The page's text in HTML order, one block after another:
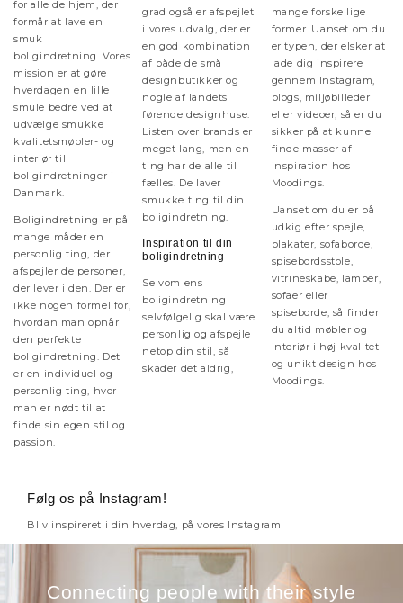
for alle de hjem, der
formår at lave en
smuk
boligindretning. Vores
mission er at gøre
hverdagen en lille
smule bedre ved at
udvælge smukke
kvalitetsmøbler- og
interiør til
boligindretninger i
Danmark.
Boligindretning er på
mange måder en
personlig ting, der
afspejler de personer,
der lever i den. Der er
ikke nogen formel for,
hvordan man opnår
den perfekte
boligindretning. Det
er en individuel og
personlig ting, hvor
man er nødt til at
finde sin egen stil og
passion.
grad også er afspejlet
i vores udvalg, der er
en god kombination
af både de små
designbutikker og
nogle af landets
førende designhuse.
Listen over brands er
meget lang, men en
ting har de alle til
fælles. De laver
smukke ting til din
boligindretning.
Inspiration til din
boligindretning
Selvom ens
boligindretning
selvfølgelig skal være
personlig og afspejle
netop din stil, så
skader det aldrig,
mange forskellige
former. Uanset om du
er typen, der elsker at
lade dig inspirere
gennem Instagram,
blogs, miljøbilleder
eller videoer, så er du
sikker på at kunne
finde masser af
inspiration hos
Moodings.
Uanset om du er på
udkig efter spejle,
plakater, sofaborde,
spisebordsstole,
vitrineskabe, lamper,
sofaer eller
spiseborde, så finder
du altid møbler og
interiør i høj kvalitet
og unikt design hos
Moodings.
Følg os på Instagram!
Bliv inspireret i din hverdag, på vores Instagram
Connecting people with their style